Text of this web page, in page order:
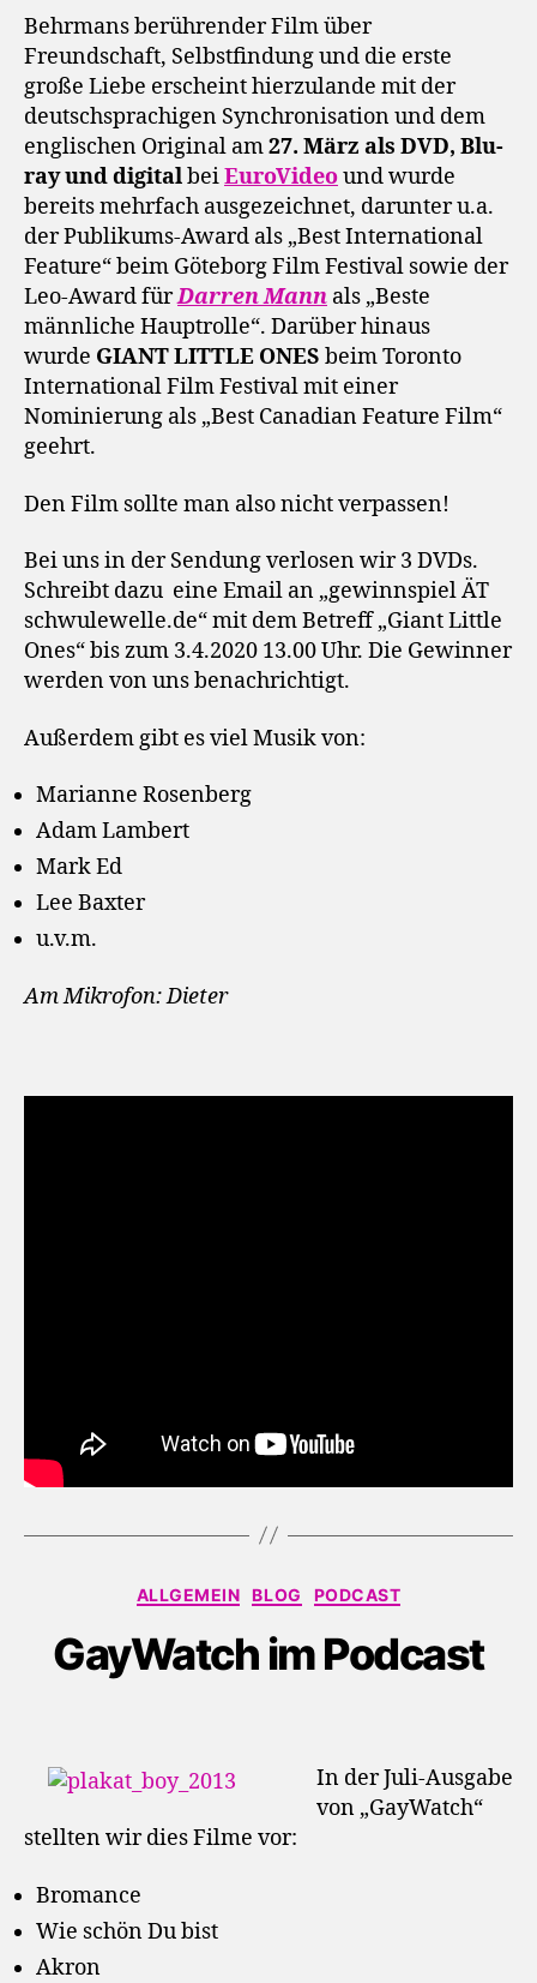
Behrmans berührender Film über
Freundschaft, Selbstfindung und die erste
große Liebe erscheint hierzulande mit der
deutschsprachigen Synchronisation und dem
englischen Original am27. März als DVD, Blu-
ray und digitalbeiEuroVideound wurde
bereits mehrfach ausgezeichnet, darunter u.a.
der Publikums-Award als „Best International
Feature“ beim Göteborg Film Festival sowie der
Leo-Award fürDarren Mann als „Beste
männliche Hauptrolle“. Darüber hinaus
wurde GIANT LITTLE ONES beim Toronto
International Film Festival mit einer
Nominierung als „Best Canadian Feature Film“
geehrt.
Den Film sollte man also nicht verpassen!
Bei uns in der Sendung verlosen wir 3 DVDs.
Schreibt dazu eine Email an „gewinnspiel ÄT
schwulewelle.de“ mit dem Betreff „Giant Little
Ones“ bis zum 3.4.2020 13.00 Uhr. Die Gewinner
werden von uns benachrichtigt.
Außerdem gibt es viel Musik von:
Marianne Rosenberg
Adam Lambert
Mark Ed
Lee Baxter
u.v.m.
Am Mikrofon: Dieter
Kategorien
ALLGEMEIN BLOG PODCAST
GayWatch im Podcast
In der Juli-Ausgabe
von „GayWatch“
stellten wir dies Filme vor:
Bromance
Wie schön Du bist
Akron